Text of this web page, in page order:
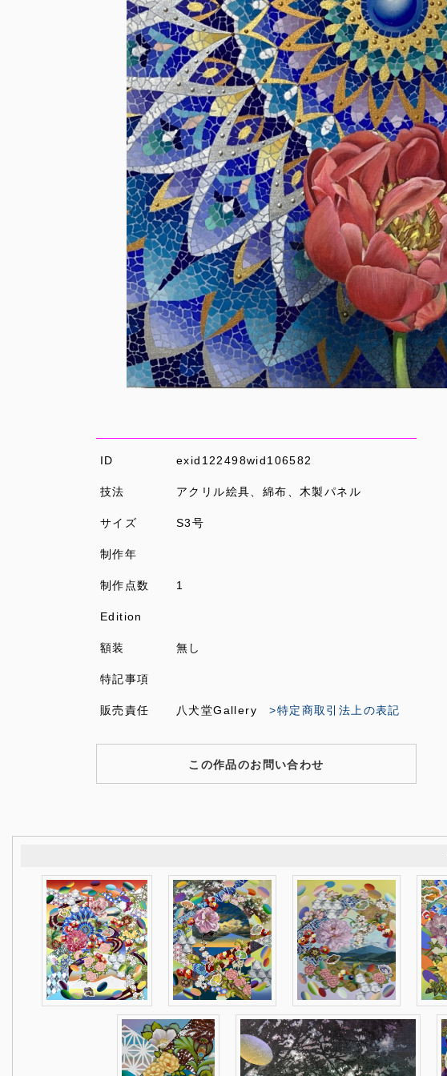
ID exid122498wid106582
技法 アクリル絵具、綿布、木製パネル
サイズ S3号
制作年
制作点数 1
Edition
額装 無し
特記事項
販売責任 八犬堂Gallery>特定商取引法上の表記
この作品のお問い合わせ